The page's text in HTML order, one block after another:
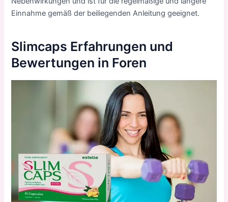
Einnahme gemäß der beiliegenden Anleitung geeignet.
Slimcaps Erfahrungen und
Bewertungen in Foren